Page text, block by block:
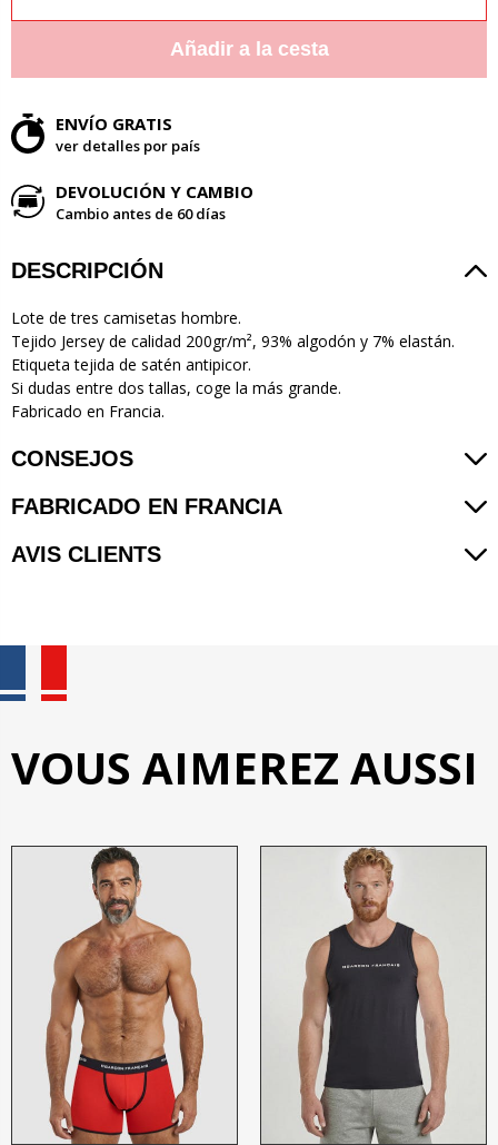
Añadir a la cesta
ENVÍO GRATIS
ver detalles por país
DEVOLUCIÓN Y CAMBIO
Cambio antes de 60 días
DESCRIPCIÓN
Lote de tres camisetas hombre.
Tejido Jersey de calidad 200gr/m², 93% algodón y 7% elastán.
Etiqueta tejida de satén antipicor.
Si dudas entre dos tallas, coge la más grande.
Fabricado en Francia.
CONSEJOS
FABRICADO EN FRANCIA
AVIS CLIENTS
VOUS AIMEREZ AUSSI